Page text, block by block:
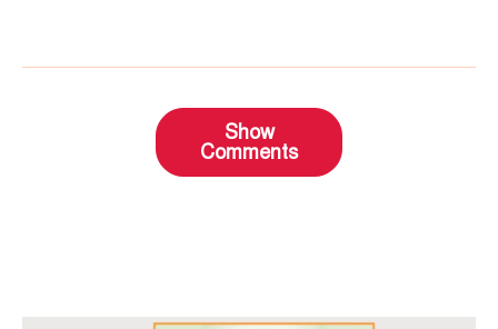
Show
Comments